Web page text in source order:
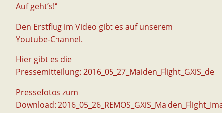
Auf geht’s!“
Den Erstflug im Video gibt es auf unserem
Youtube-Channel.
Hier gibt es die
Pressemitteilung: 2016_05_27_Maiden_Flight_GXiS_de
Pressefotos zum
Download: